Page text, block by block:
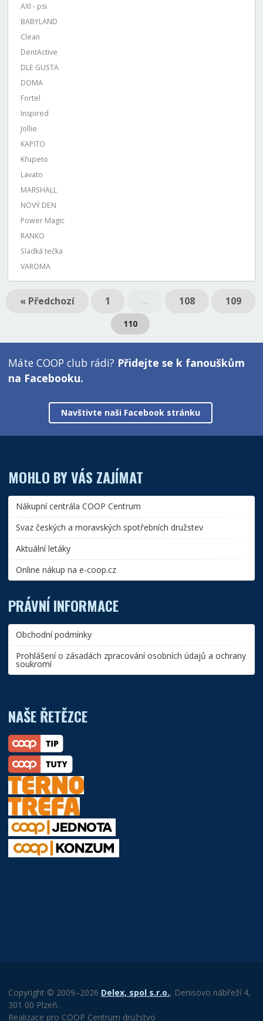
AXI - psi
BABYLAND
Clean
DentActive
DLE GUSTA
DOMA
Fortel
Inspired
Jollie
KAPITO
Křupeto
Lavato
MARSHALL
NOVÝ DEN
Power Magic
RANKO
Sladká tečka
VAROMA
« Předchozí 1 … 108 109
110
Máte COOP club rádi? Přidejte se k fanouškům
na Facebooku.
Navštivte naši Facebook stránku
MOHLO BY VÁS ZAJÍMAT
Nákupní centrála COOP Centrum
Svaz českých a moravských spotřebních družstev
Aktuální letáky
Online nákup na e-coop.cz
PRÁVNÍ INFORMACE
Obchodní podmínky
Prohlášení o zásadách zpracování osobních údajů a ochrany
soukromí
NAŠE ŘETĚZCE
Copyright © 2009–2026 Delex, spol s.r.o., Denisovo nábřeží 4,
301 00 Plzeň.
Realizace pro COOP Centrum družstvo